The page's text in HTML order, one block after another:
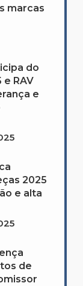
marcas
do
e RAV
e
2025
e alta
de